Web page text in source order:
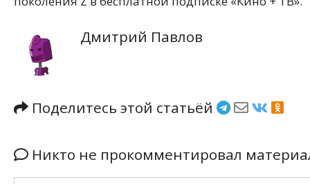
Дмитрий Павлов
Поделитесь этой статьёй
Никто не прокомментировал